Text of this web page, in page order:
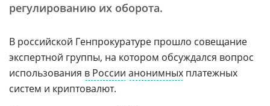
регулированию их оборота.
В российской Генпрокуратуре прошло совещание
экспертной группы, на котором обсуждался вопрос
использования в России анонимных платежных
систем и криптовалют.